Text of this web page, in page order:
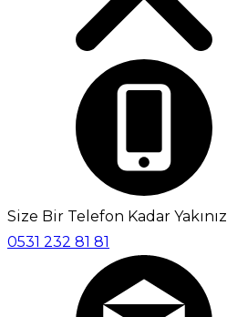
Size Bir Telefon Kadar Yakınız
0531 232 81 81